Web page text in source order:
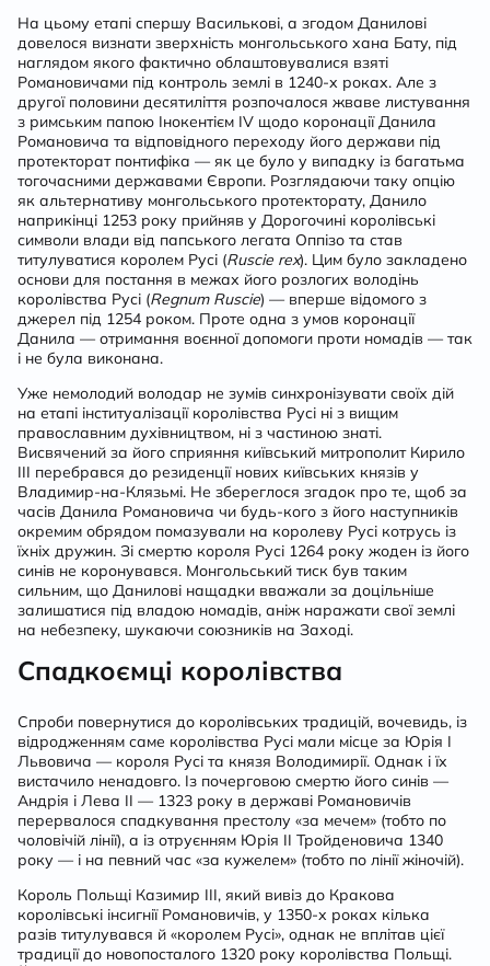
На цьому етапі спершу Василькові, а згодом Данилові
довелося визнати зверхність монгольського хана Бату, під
наглядом якого фактично облаштовувалися взяті
Романовичами під контроль землі в 1240-х роках. Але з
другої половини десятиліття розпочалося жваве листування
з римським папою Інокентієм IV щодо коронації Данила
Романовича та відповідного переходу його держави під
протекторат понтифіка — як це було у випадку із багатьма
тогочасними державами Європи. Розглядаючи таку опцію
як альтернативу монгольського протекторату, Данило
наприкінці 1253 року прийняв у Дорогочині королівські
символи влади від папського легата Оппізо та став
титулуватися королем Русі (Ruscie rex). Цим було закладено
основи для постання в межах його розлогих володінь
королівства Русі (Regnum Ruscie) — вперше відомого з
джерел під 1254 роком. Проте одна з умов коронації
Данила — отримання воєнної допомоги проти номадів — так
і не була виконана.
Уже немолодий володар не зумів синхронізувати своїх дій
на етапі інституалізації королівства Русі ні з вищим
православним духівництвом, ні з частиною знаті.
Висвячений за його сприяння київський митрополит Кирило
ІІІ перебрався до резиденції нових київських князів у
Владимир-на-Клязьмі. Не збереглося згадок про те, щоб за
часів Данила Романовича чи будь-кого з його наступників
окремим обрядом помазували на королеву Русі котрусь із
їхніх дружин. Зі смертю короля Русі 1264 року жоден із його
синів не коронувався. Монгольський тиск був таким
сильним, що Данилові нащадки вважали за доцільніше
залишатися під владою номадів, аніж наражати свої землі
на небезпеку, шукаючи союзників на Заході.
Спадкоємці королівства
Спроби повернутися до королівських традицій, вочевидь, із
відродженням саме королівства Русі мали місце за Юрія І
Львовича — короля Русі та князя Володимирії. Однак і їх
вистачило ненадовго. Із почерговою смертю його синів —
Андрія і Лева ІІ — 1323 року в державі Романовичів
перервалося спадкування престолу «за мечем» (тобто по
чоловічій лінії), а із отруєнням Юрія ІІ Тройденовича 1340
року — і на певний час «за кужелем» (тобто по лінії жіночій).
Король Польщі Казимир ІІІ, який вивіз до Кракова
королівські інсигнії Романовичів, у 1350-х роках кілька
разів титулувався й «королем Русі», однак не вплітав цієї
традиції до новопосталого 1320 року королівства Польщі.